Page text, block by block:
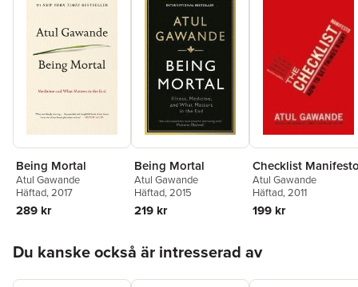
Being Mortal
Atul Gawande
Häftad, 2017
289 kr
Being Mortal
Atul Gawande
Häftad, 2015
219 kr
Checklist
Atul Gawande
Häftad, 2011
199 kr
Du kanske också är intresserad av